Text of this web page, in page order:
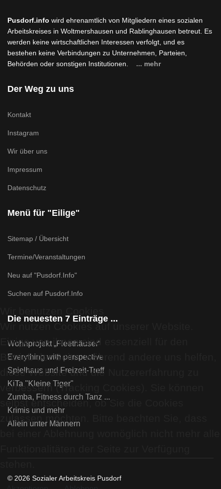
Pusdorf.info wird ehrenamtlich von Mitgliedern eines sozialen
Arbeitskreises in Woltmershausen und Rablinghausen betreut. Es
werden keine wirtschaftlichen Interessen verfolgt, und es
bestehen keine Verbindungen zu Unternehmen, Parteien,
Behörden oder sonstigen Institutionen. ... mehr
Der Weg zu uns
Kontakt
Instagram
Wir über uns
Impressum
Datenschutz
Menü für "Eilige"
Sitemap / Übersicht
Termine/Veranstaltungen
Neu auf "Pusdorf.Info"
Suchen auf Pusdorf.Info
Die neuesten 7 Einträge ...
Wohnprojekt „Fleethäuser“
Everything with perspective
Spielhaus und Freizeit-Treff
KiTa "Kleine Tiger"
Zumba, Fitness durch Tanz ...
Krimis und mehr
Allein unter Männern
© 2026 Sozialer Arbeitskreis Pusdorf
Wir nutzen Cookies auf unserer Website.
Einige von ihnen sind essenziell für den
Betrieb der Seite, während andere uns helfen,
diese Website und die Nutzererfahrung zu
verbessern (Tracking Cookies). Sie können
selbst entscheiden, ob Sie die Cookies
zulassen möchten. Bitte beachten Sie, dass